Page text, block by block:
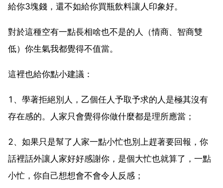
給你3塊錢，還不如給你買瓶飲料讓人印象好。
對於這種空有一點長相啥也不是的人（情商、智商雙
低）你生氣我都覺得不值當。
這裡也給你點小建議：
1、學著拒絕別人，乙個任人予取予求的人是極其沒有
存在感的。人家只會覺得你做什麼都是理所應當；
2、如果只是幫了人家一點小忙也別上趕著要回報，你
話裡話外讓人家好好感謝你，是個大忙也就算了，一點
小忙，你自己想想會不會令人反感；